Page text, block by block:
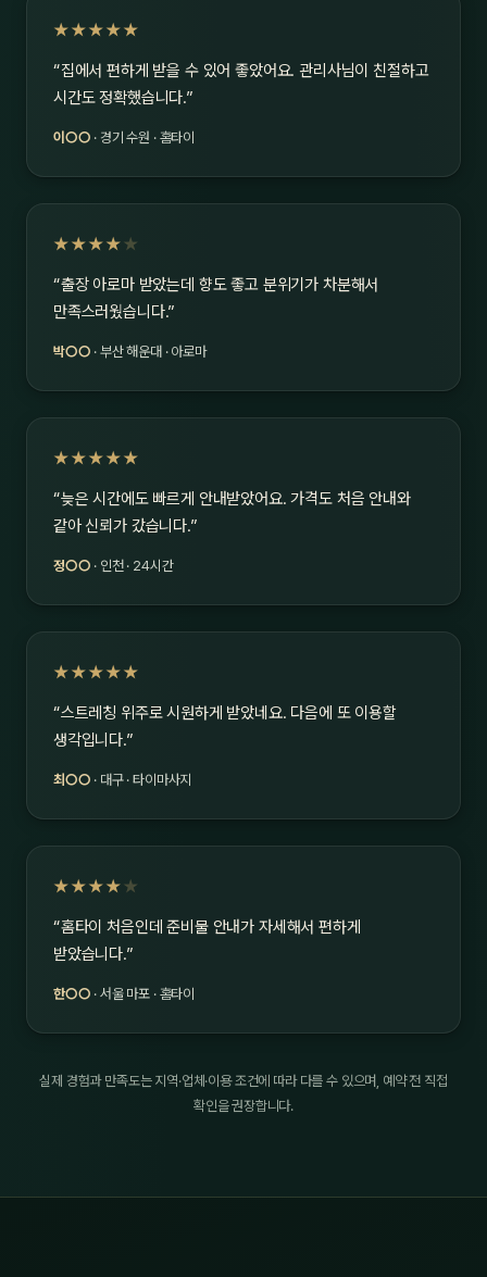
★★★★★
“집에서 편하게 받을 수 있어 좋았어요. 관리사님이 친절하고
시간도 정확했습니다.”
이○○ · 경기 수원 · 홈타이
★★★★ ★
“출장 아로마 받았는데 향도 좋고 분위기가 차분해서
만족스러웠습니다.”
박○○ · 부산 해운대 · 아로마
★★★★★
“늦은 시간에도 빠르게 안내받았어요. 가격도 처음 안내와
같아 신뢰가 갔습니다.”
정○○ · 인천 · 24시간
★★★★★
“스트레칭 위주로 시원하게 받았네요. 다음에 또 이용할
생각입니다.”
최○○ · 대구 · 타이마사지
★★★★ ★
“홈타이 처음인데 준비물 안내가 자세해서 편하게
받았습니다.”
한○○ · 서울 마포 · 홈타이
실제 경험과 만족도는 지역·업체·이용 조건에 따라 다를 수 있으며, 예약 전 직접
확인을 권장합니다.